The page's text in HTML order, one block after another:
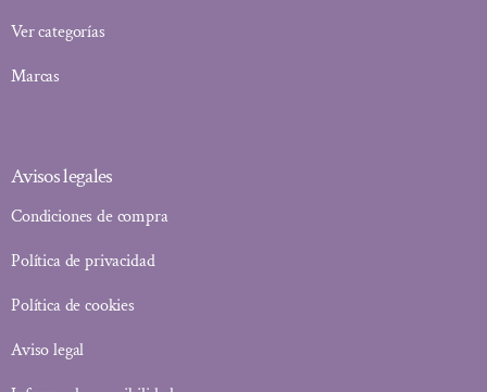
Ver categorías
Marcas
Avisos legales
Condiciones de compra
Política de privacidad
Política de cookies
Aviso legal